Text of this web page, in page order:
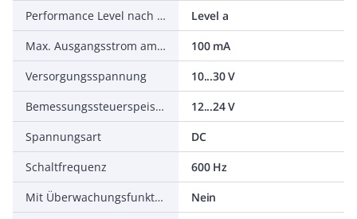
Performance Level nach EN ISO 13849-1
Level a
Max. Ausgangsstrom am sicheren Ausgang
100 mA
Versorgungsspannung
10...30 V
Bemessungssteuerspeisespannung DC
12...24 V
Spannungsart
DC
Schaltfrequenz
600 Hz
Mit Überwachungsfunktion nachgeschalteter Geräte
Nein